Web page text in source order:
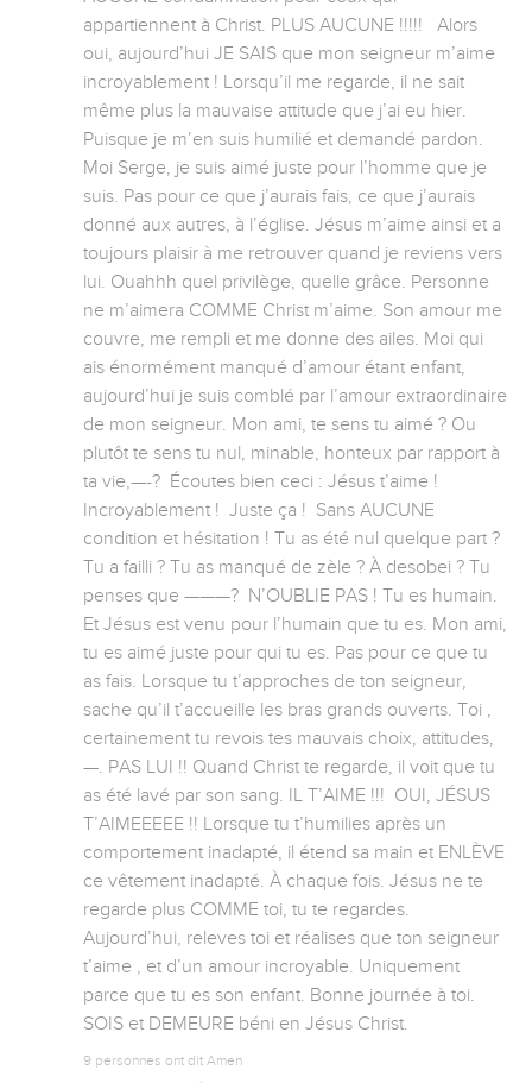
appartiennent à Christ. PLUS AUCUNE !!!!!   Alors
oui, aujourd’hui JE SAIS que mon seigneur m’aime
incroyablement ! Lorsqu’il me regarde, il ne sait
même plus la mauvaise attitude que j’ai eu hier.
Puisque je m’en suis humilié et demandé pardon.
Moi Serge, je suis aimé juste pour l’homme que je
suis. Pas pour ce que j’aurais fais, ce que j’aurais
donné aux autres, à l’église. Jésus m’aime ainsi et a
toujours plaisir à me retrouver quand je reviens vers
lui. Ouahhh quel privilège, quelle grâce. Personne
ne m’aimera COMME Christ m’aime. Son amour me
couvre, me rempli et me donne des ailes. Moi qui
ais énormément manqué d’amour étant enfant,
aujourd’hui je suis comblé par l’amour extraordinaire
de mon seigneur. Mon ami, te sens tu aimé ? Ou
plutôt te sens tu nul, minable, honteux par rapport à
ta vie,—-?  Écoutes bien ceci : Jésus t’aime !
Incroyablement !  Juste ça !  Sans AUCUNE
condition et hésitation ! Tu as été nul quelque part ?
Tu a failli ? Tu as manqué de zèle ? À desobei ? Tu
penses que ———?  N’OUBLIE PAS ! Tu es humain.
Et Jésus est venu pour l’humain que tu es. Mon ami,
tu es aimé juste pour qui tu es. Pas pour ce que tu
as fais. Lorsque tu t’approches de ton seigneur,
sache qu’il t’accueille les bras grands ouverts. Toi ,
certainement tu revois tes mauvais choix, attitudes,
—. PAS LUI !! Quand Christ te regarde, il voit que tu
as été lavé par son sang. IL T’AIME !!!  OUI, JÉSUS
T’AIMEEEEE !! Lorsque tu t’humilies après un
comportement inadapté, il étend sa main et ENLÈVE
ce vêtement inadapté. À chaque fois. Jésus ne te
regarde plus COMME toi, tu te regardes.
Aujourd’hui, releves toi et réalises que ton seigneur
t’aime , et d’un amour incroyable. Uniquement
parce que tu es son enfant. Bonne journée à toi.
SOIS et DEMEURE béni en Jésus Christ.
9 personnes ont dit Amen